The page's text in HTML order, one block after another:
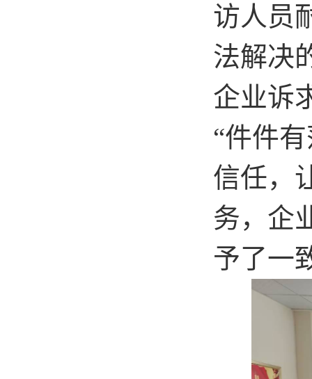
访人员
法解决
企业诉
“件件
信任，
务， 企
予了一